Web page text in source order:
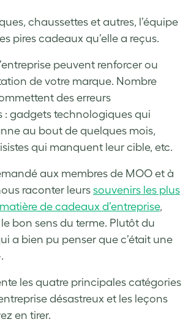
chaussettes et autres, l’équipe
pires cadeaux qu’elle a reçus.
peuvent renforcer ou
de votre marque. Nombre
des erreurs
: gadgets technologiques qui
au bout de quelques mois,
qui manquent leur cible, etc.
aux membres de MOO et à
raconter leurs souvenirs les plus
de cadeaux d’entreprise,
bon sens du terme. Plutôt du
a bien pu penser que c’était une
les quatre principales catégories
désastreux et les leçons
en tirer.